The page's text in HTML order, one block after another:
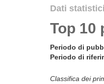
Dati statistici
Top 10
Periodo di
Periodo di
Classifica dei